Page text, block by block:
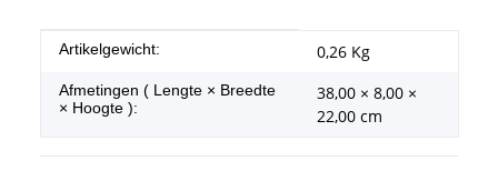
#productDetails.itemInformation#
#productDetails.itemValue#
Artikelgewicht: 0,26 Kg
Afmetingen ( Lengte × Breedte
× Hoogte ):
38,00 × 8,00 ×
22,00 cm